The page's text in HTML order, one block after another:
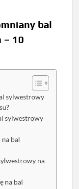
bal
– 10
sylwestrowy
sylwestrowy
bal
na
na bal